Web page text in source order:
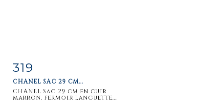
Item detail
319
CHANEL SAC 29 CM...
CHANEL Sac 29 cm en cuir
marron, fermoir languette...